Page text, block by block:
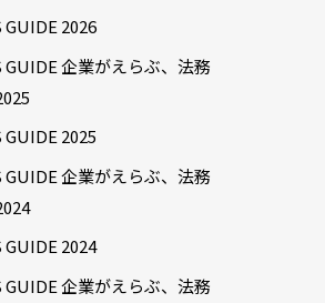
GUIDE 2026
GUIDE 企業がえらぶ、法務
GUIDE 2025
GUIDE 企業がえらぶ、法務
GUIDE 2024
GUIDE 企業がえらぶ、法務